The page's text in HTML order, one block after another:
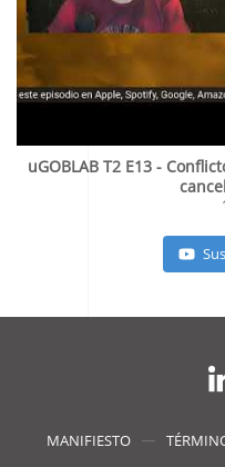
uGOBLAB T2 E13 -
MANIFIESTO